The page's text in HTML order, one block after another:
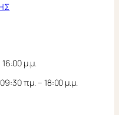
μ.μ.
π.μ. – 18:00 μ.μ.